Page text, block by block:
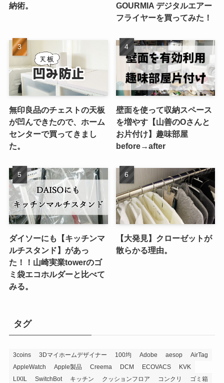
納術。
GOURMIA デジタルエアー
フライヤーを買ってみた！
無印良品のチェストの天板
が凹んできたので、ホーム
センターで買ってきまし
た。
壁面を使って収納スペース
を増やす【山善のOさんと
お片付け】趣味部屋
before→after
ダイソーにも【キッチンマ
ルチスタンド】があっ
た！！山崎実業towerのゴ
ミ袋エコホルダーと比べて
みる。
【大発見】クローゼットが
散らかる理由。
タグ
3coins 3Dマイホームデザイナー 100均 Adobe aesop
AirTag
AppleWatch
Apple製品 Creema DCM ECOVACS
KVK
LIXIL
SwitchBot キッチン クッションフロア コンクリ
ゴミ箱